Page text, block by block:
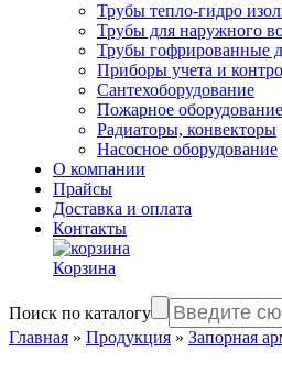
Трубы тепло-гидро
Трубы для
Трубы гофрированные
Приборы учета и
Сантехоборудование
Пожарное оборудование
Радиаторы, конвекторы
Насосное оборудование
О компании
Прайсы
Доставка и оплата
Контакты
Корзина
Поиск по каталогу
Главная » Продукция » Запорная